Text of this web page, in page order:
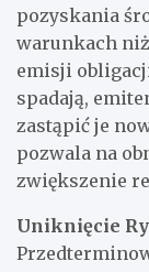
pozyskania
warunkach
emisji
spadają,
zastąpić je
pozwala na
zwiększenie
Uniknięcie